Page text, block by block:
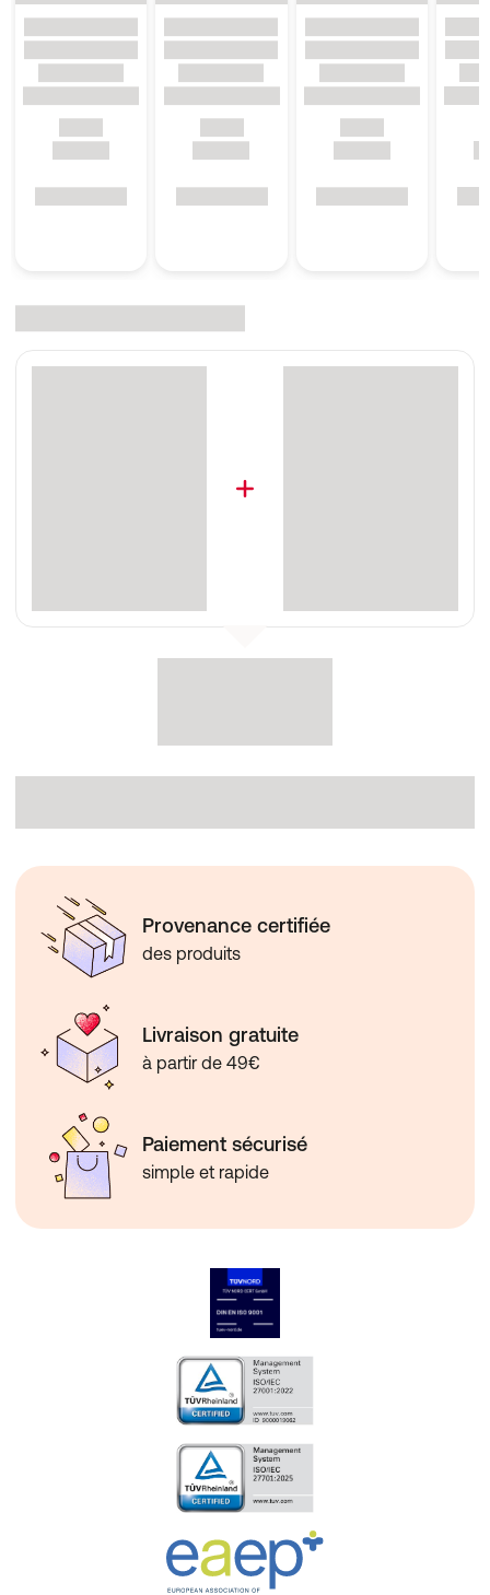
Provenance certifiée
des produits
Livraison gratuite
à partir de 49€
Paiement sécurisé
simple et rapide